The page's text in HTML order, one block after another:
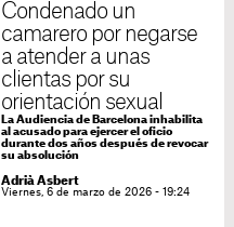
Condenado un
camarero por negarse
a atender a unas
clientas por su
orientación sexual
La Audiencia de Barcelona inhabilita
al acusado para ejercer el oficio
durante dos años después de revocar
su absolución
Adrià Asbert
Viernes, 6 de marzo de 2026 - 19:24